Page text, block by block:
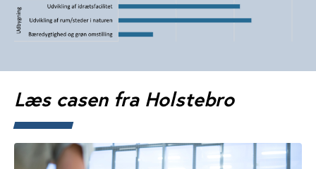
Læs casen fra Holstebro